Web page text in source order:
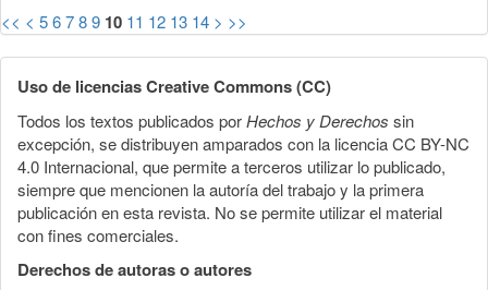
<< < 56789 10 11 12 13 14 > >>
Uso de licencias Creative Commons (CC)
Todos los textos publicados porHechos y Derechos sin
excepción, se distribuyen amparados con la licencia CC BY-NC
4.0 Internacional, que permite a terceros utilizar lo publicado,
siempre que mencionen la autoría del trabajo y la primera
publicación en esta revista. No se permite utilizar el material
con fines comerciales.
Derechos de autoras o autores